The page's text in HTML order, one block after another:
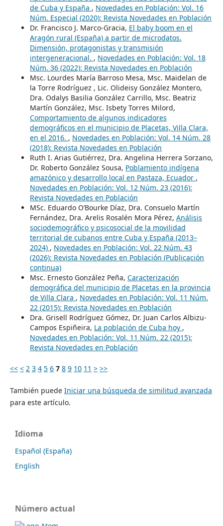
de Cuba y España , Novedades en Población: Vol. 16
Núm. Especial (2020): Revista Novedades en Población
Dr. Francisco J. Marco-Gracia, El baby boom en el
Aragón rural (España) a partir de microdatos.
Dimensión, protagonistas y transmisión
intergeneracional. , Novedades en Población: Vol. 18
Núm. 36 (2022): Revista Novedades en Población
Msc. Lourdes María Barroso Mesa, Msc. Maidelan de
la Torre Rodríguez , Lic. Olideisy González Montero,
Dra. Odalys Basilia González Carrillo, Msc. Beatriz
Martín González, Msc. Isbety Torres Milord,
Comportamiento de algunos indicadores
demográficos en el municipio de Placetas, Villa Clara,
en el 2016. , Novedades en Población: Vol. 14 Núm. 28
(2018): Revista Novedades en Población
Ruth I. Arias Gutiérrez, Dra. Angelina Herrera Sorzano,
Dr. Roberto González Sousa, Poblamiento indígena
amazónico y desarrollo local en Pastaza, Ecuador ,
Novedades en Población: Vol. 12 Núm. 23 (2016):
Revista Novedades en Población
MSc. Eduardo O’Bourke Díaz, Dra. Consuelo Martín
Fernández, Dra. Arelis Rosalén Mora Pérez, Análisis
sociodemográfico y psicosocial de la movilidad
territorial de cubanos entre Cuba y España (2013–
2024) , Novedades en Población: Vol. 22 Núm. 43
(2026): Revista Novedades en Población (Publicación
continua)
Msc. Ernesto González Peña, Caracterización
demográfica del municipio de Placetas en la provincia
de Villa Clara , Novedades en Población: Vol. 11 Núm.
22 (2015): Revista Novedades en Población
Dra. Grisell Rodríguez Gómez, Dr. Juan Carlos Albizu-
Campos Espiñeira, La población de Cuba hoy ,
Novedades en Población: Vol. 11 Núm. 22 (2015):
Revista Novedades en Población
<< < 2 3 4 5 6 7 8 9 10 11 > >>
También puede Iniciar una búsqueda de similitud avanzada
para este artículo.
Idioma
Español (España)
English
Número actual